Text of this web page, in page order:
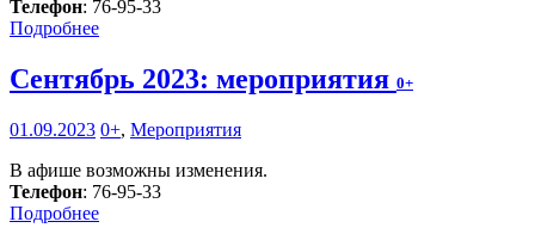
Телефон: 76-95-33
Подробнее
Сентябрь 2023: мероприятия 0+
01.09.2023 0+, Мероприятия
В афише возможны изменения.
Телефон: 76-95-33
Подробнее